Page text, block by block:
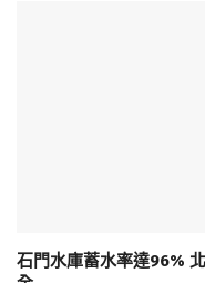
石門水庫蓄水率達96%